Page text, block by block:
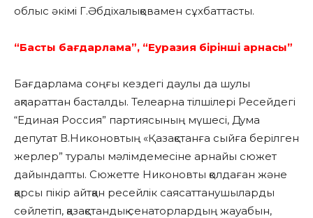
облыс әкімі Г.Әбдіхалықовамен сұхбаттасты.
“Басты бағдарлама”, “Еуразия бірінші арнасы”
Бағдарлама соңғы кездегі даулы да шулы
ақпараттан басталды. Телеарна тілшілері Ресейдегі
“Единая Россия” партиясының мүшесі, Дума
депутат В.Никоновтың «Қазақстанға сыйға берілген
жерлер” туралы мәлімдемесіне арнайы сюжет
дайындапты. Сюжетте Никоновты қолдаған және
қарсы пікір айтқан ресейлік саясаттанушыларды
сөйлетіп, қазақстандық сенаторлардың жауабын,